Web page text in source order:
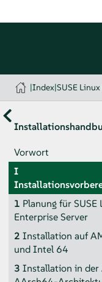
|Index|SUSE
Vorwort
I
1 Planung fürSUSE
Enterprise Server
2 Installation auf
und Intel 64
3 Installation in der